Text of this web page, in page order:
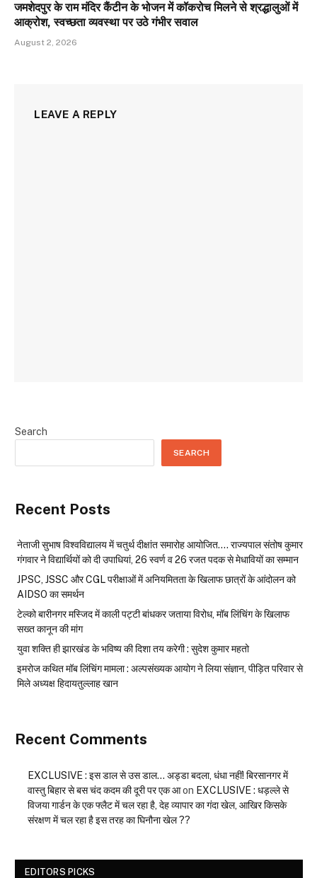
जमशेदपुर के राम मंदिर कैंटीन के भोजन में कॉकरोच मिलने से श्रद्धालुओं में
आक्रोश, स्वच्छता व्यवस्था पर उठे गंभीर सवाल
August 2, 2026
LEAVE A REPLY
Search
SEARCH
Recent Posts
नेताजी सुभाष विश्वविद्यालय में चतुर्थ दीक्षांत समारोह आयोजित…. राज्यपाल संतोष कुमार
गंगवार ने विद्यार्थियों को दी उपाधियां, 26 स्वर्ण व 26 रजत पदक से मेधावियों का सम्मान
JPSC, JSSC और CGL परीक्षाओं में अनियमितता के खिलाफ छात्रों के आंदोलन को
AIDSO का समर्थन
टेल्को बारीनगर मस्जिद में काली पट्टी बांधकर जताया विरोध, मॉब लिंचिंग के खिलाफ
सख्त कानून की मांग
युवा शक्ति ही झारखंड के भविष्य की दिशा तय करेगी : सुदेश कुमार महतो
इमरोज कथित मॉब लिंचिंग मामला : अल्पसंख्यक आयोग ने लिया संज्ञान, पीड़ित परिवार से
मिले अध्यक्ष हिदायतुल्लाह खान
Recent Comments
EXCLUSIVE : इस डाल से उस डाल… अड्डा बदला, धंधा नहीं! बिरसानगर में
वास्तु बिहार से बस चंद कदम की दूरी पर एक आon EXCLUSIVE : धड़ल्ले से
विजया गार्डन के एक फ्लैट में चल रहा है, देह व्यापार का गंदा खेल, आखिर किसके
संरक्षण में चल रहा है इस तरह का घिनौना खेल ??
EDITORS PICKS